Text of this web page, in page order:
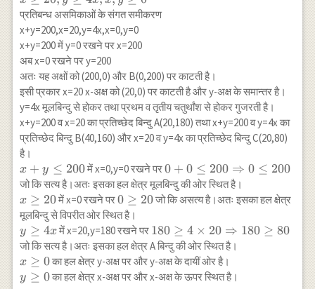
\hline \text{
टिकट } & x &
y & 200 \\
\hline
\text{प्रथम
श्रेणी } & - & -
& 20 \\
\text{के लिए }
& & & \text{
(न्यूनतम) } \\
\text{आरक्षित }
& & & \\
\text{ टिकट}
& & & \\
\hline \text{से
यात्रा को } & &
& \\
\text{वरीयता}
& & & \\
\text{ न्यूनतम}
200
\\ x
\geq
20,
y
\geq
4 x,
x, y
\geq
0
प्रतिबन्ध असमिकाओं के संगत समीकरण
x+y=200,x=20,y=4x,x=0,y=0
x+y=200 में y=0 रखने पर x=200
अब x=0 रखने पर y=200
अतः यह अक्षों को (200,0) और B(0,200) पर काटती है।
इसी प्रकार x=20 x-अक्ष को (20,0) पर काटती है और y-अक्ष के समान्तर है।
y=4x मूलबिन्दु से होकर तथा प्रथम व तृतीय चतुर्थांश से होकर गुजरती है।
x+y=200 व x=20 का प्रतिच्छेद बिन्दु A(20,180) तथा x+y=200 व y=4x का
प्रतिच्छेद बिन्दु B(40,160) और x=20 व y=4x का प्रतिच्छेद बिन्दु C(20,80)
है।
x+y
\leq
200
x + y ≤ 200में x=0,y=0 रखने पर0+0 \leq
200
\Rightarrow
0 + 0 ≤ 200 ⇒ 0 ≤ 200
जो कि सत्य है।अतः इसका हल क्षेत्र मूलबिन्दु की ओर स्थित है।
x
\geq
20
x ≥ 20में x=0 रखने पर0
\geq
20
0 ≥ 20जो कि असत्य है।अतः इसका हल क्षेत्र
मूलबिन्दु से विपरीत ओर स्थित है।
y
\geq
4 x
y ≥ 4xमें x=20,y=180 रखने पर 180 \geq 4
\times 20
\Rightarrow
180 \geq 80
180 ≥ 4 × 20 ⇒ 180 ≥ 80
जो कि सत्य है।अतः इसका हल क्षेत्र A बिन्दु की ओर स्थित है।
x
\geq
x ≥ 0का हल क्षेत्र y-अक्ष पर और y-अक्ष के दायीं ओर है।
y
y ≥ 0का हल क्षेत्र x-अक्ष पर और x-अक्ष के ऊपर स्थित है।